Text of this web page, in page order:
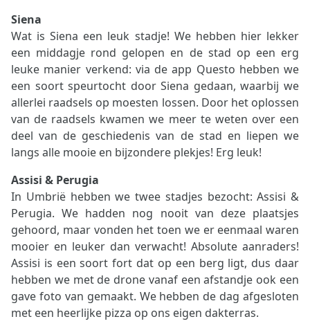
Siena
Wat is Siena een leuk stadje! We hebben hier lekker
een middagje rond gelopen en de stad op een erg
leuke manier verkend: via de app Questo hebben we
een soort speurtocht door Siena gedaan, waarbij we
allerlei raadsels op moesten lossen. Door het oplossen
van de raadsels kwamen we meer te weten over een
deel van de geschiedenis van de stad en liepen we
langs alle mooie en bijzondere plekjes! Erg leuk!
Assisi & Perugia
In Umbrië hebben we twee stadjes bezocht: Assisi &
Perugia. We hadden nog nooit van deze plaatsjes
gehoord, maar vonden het toen we er eenmaal waren
mooier en leuker dan verwacht! Absolute aanraders!
Assisi is een soort fort dat op een berg ligt, dus daar
hebben we met de drone vanaf een afstandje ook een
gave foto van gemaakt. We hebben de dag afgesloten
met een heerlijke pizza op ons eigen dakterras.